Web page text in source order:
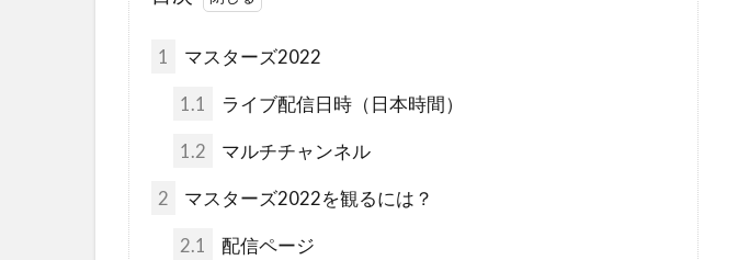
1 マスターズ2022
1.1 ライブ配信日時（日本時間）
1.2 マルチチャンネル
2 マスターズ2022を観るには？
2.1 配信ページ